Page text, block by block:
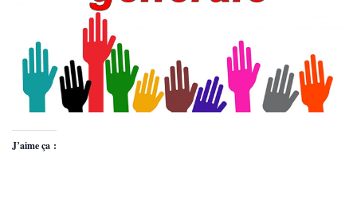
J’aime ça :